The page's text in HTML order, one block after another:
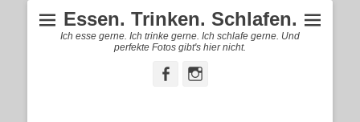
Essen. Trinken. Schlafen.
Ich esse gerne. Ich trinke gerne. Ich schlafe gerne. Und
perfekte Fotos gibt's hier nicht.
FacebookInstagram